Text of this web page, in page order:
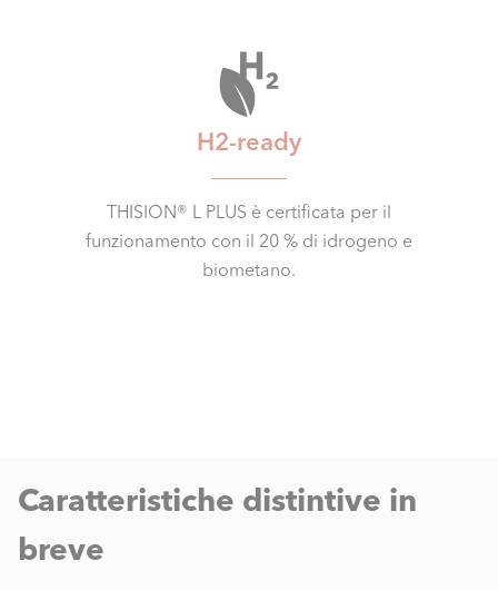
H2-ready
THISION® L PLUS è certificata per il
funzionamento con il 20 % di idrogeno e
biometano.
Caratteristiche distintive in
breve